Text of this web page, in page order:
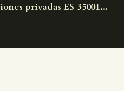
privadas ES 35001...